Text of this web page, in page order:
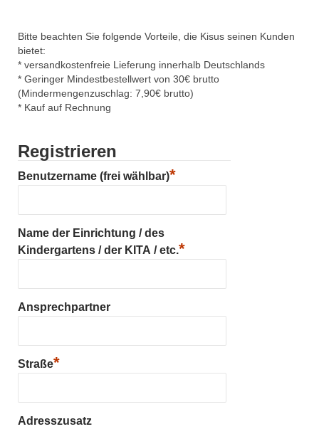
Bitte beachten Sie folgende Vorteile, die Kisus seinen Kunden
bietet:
* versandkostenfreie Lieferung innerhalb Deutschlands
* Geringer Mindestbestellwert von 30€ brutto
(Mindermengenzuschlag: 7,90€ brutto)
* Kauf auf Rechnung
Registrieren
Benutzername (frei wählbar)*
Name der Einrichtung / des
Kindergartens / der KITA / etc.*
Ansprechpartner
Straße*
Adresszusatz